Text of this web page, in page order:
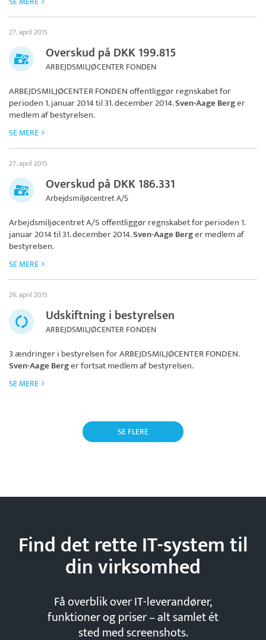
27. april 2015
Overskud på DKK 199.815
ARBEJDSMILJØCENTER FONDEN
ARBEJDSMILJØCENTER FONDENoffentliggør regnskabet for
perioden 1. januar 2014 til 31. december 2014.Sven-Aage Berger
medlem af bestyrelsen.
SE MERE
27. april 2015
Overskud på DKK 186.331
Arbejdsmiljøcentret A/S
Arbejdsmiljøcentret A/Soffentliggør regnskabet for perioden 1.
januar 2014 til 31. december 2014.Sven-Aage Berger medlem af
bestyrelsen.
SE MERE
26. april 2015
Udskiftning i bestyrelsen
ARBEJDSMILJØCENTER FONDEN
3 ændringer i bestyrelsen forARBEJDSMILJØCENTER FONDEN.
Sven-Aage Berger fortsat medlem af bestyrelsen.
SE MERE
SE FLERE
Find det rette IT-system til
dinvirksomhed
Få overblik over IT-leverandører,
funktioner og priser – alt samlet ét
sted med screenshots.